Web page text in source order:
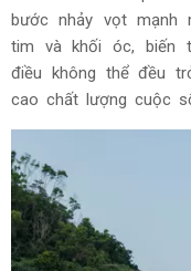
bước nhảy vọt mạnh
tim và khối óc, biến
điều không thể đều
cao chất lượng cuộc